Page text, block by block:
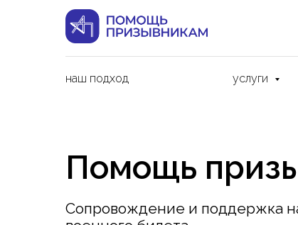
наш подход услуги
Помощь
Сопровождение и поддержка